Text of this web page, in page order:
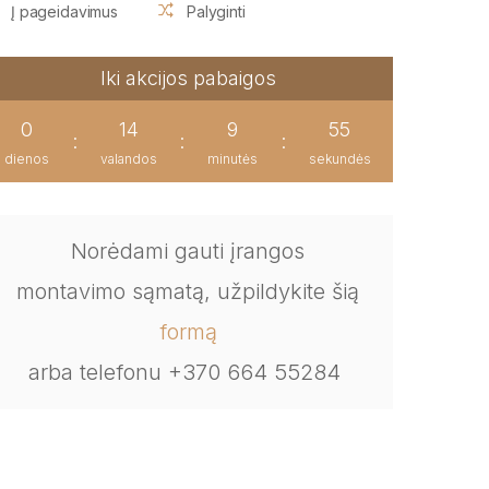
Į pageidavimus Palyginti
Iki akcijos pabaigos
0
dienos
:
14
valandos
:
9
minutės
:
55
sekundės
Norėdami gauti įrangos
montavimo sąmatą, užpildykite šią
formą
arba telefonu +370 664 55284